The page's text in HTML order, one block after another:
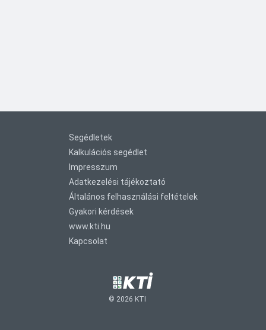
Segédletek
Kalkulációs segédlet
Impresszum
Adatkezelési tájékoztató
Általános felhasználási feltételek
Gyakori kérdések
www.kti.hu
Kapcsolat
© 2026 KTI